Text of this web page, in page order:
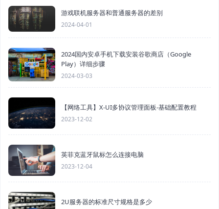
游戏联机服务器和普通服务器的差别
2024-04-01
2024国内安卓手机下载安装谷歌商店（Google
Play）详细步骤
2024-03-03
【网络工具】X-UI多协议管理面板-基础配置教程
2023-12-02
英菲克蓝牙鼠标怎么连接电脑
2023-12-04
2U服务器的标准尺寸规格是多少